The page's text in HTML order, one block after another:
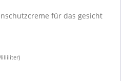
für das gesicht